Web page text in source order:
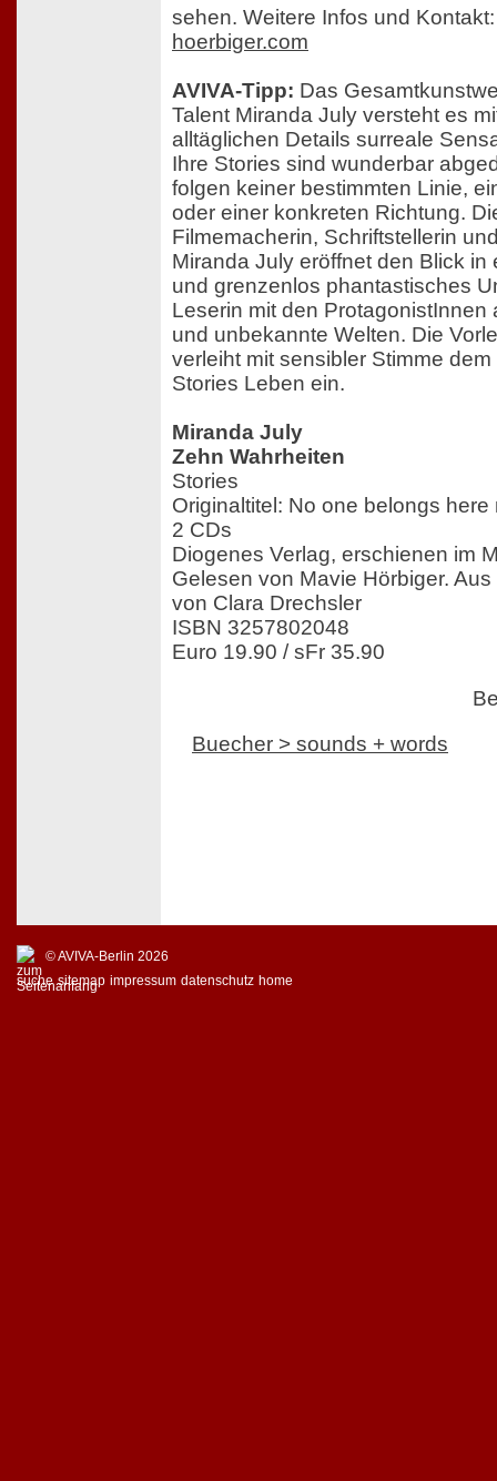
sehen. Weitere Infos und
hoerbiger.com
AVIVA-Tipp: Das
Talent Miranda July versteht es
alltäglichen Details surreale
Ihre Stories sind wunderbar
folgen keiner bestimmten Linie,
oder einer konkreten Richtung.
Filmemacherin, Schriftstellerin
Miranda July eröffnet den Blick in
und grenzenlos phantastisches
Leserin mit den ProtagonistInnen
und unbekannte Welten. Die
verleiht mit sensibler Stimme
Stories Leben ein.
Miranda July
Zehn Wahrheiten
Stories
Originaltitel: No one belongs
2 CDs
Diogenes Verlag, erschienen im
Gelesen von Mavie Hörbiger.
von Clara Drechsler
ISBN 3257802048
Euro 19.90 / sFr 35.90
Buecher > sounds + words
© AVIVA-Berlin 2026
suche sitemap impressum datenschutz home